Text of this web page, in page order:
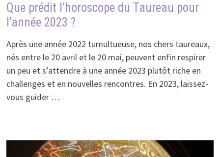
Que prédit l’horoscope du Taureau pour
l’année 2023 ?
Après une année 2022 tumultueuse, nos chers taureaux,
nés entre le 20 avril et le 20 mai, peuvent enfin respirer
un peu et s’attendre à une année 2023 plutôt riche en
challenges et en nouvelles rencontres. En 2023, laissez-
vous guider …